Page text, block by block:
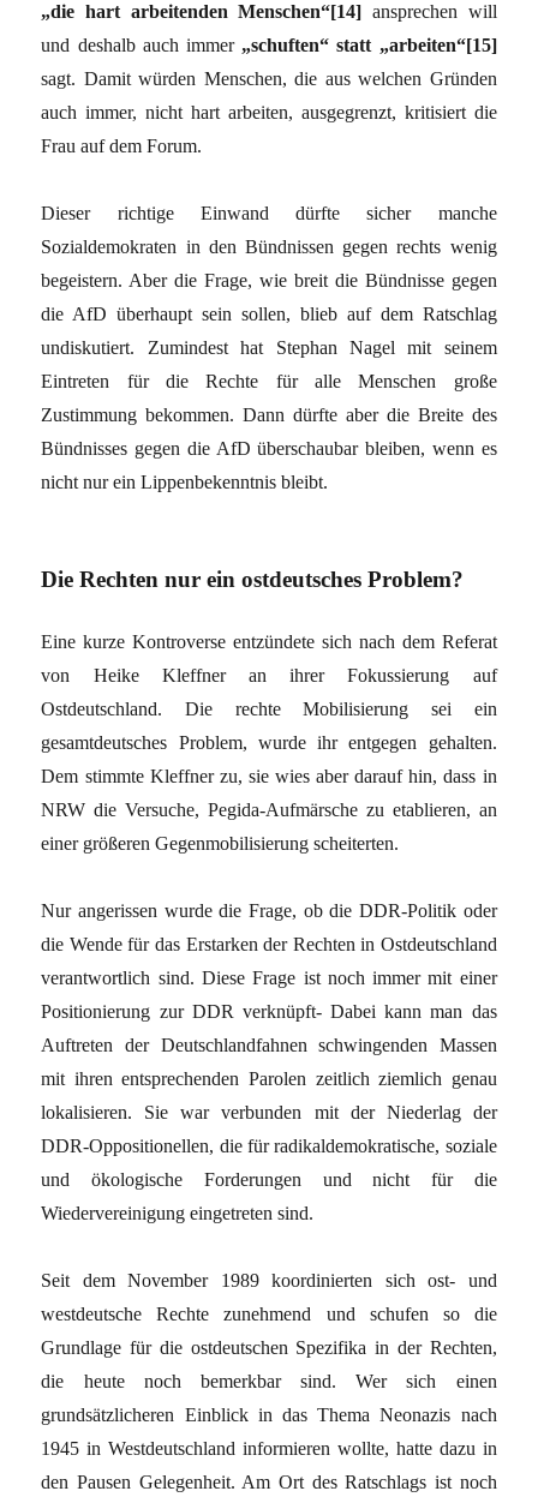
„die hart arbeitenden Menschen“[14] ansprechen will
und deshalb auch immer „schuften“ statt „arbeiten“[15]
sagt. Damit würden Menschen, die aus welchen Gründen
auch immer, nicht hart arbeiten, ausgegrenzt, kritisiert die
Frau auf dem Forum.
Dieser richtige Einwand dürfte sicher manche
Sozialdemokraten in den Bündnissen gegen rechts wenig
begeistern. Aber die Frage, wie breit die Bündnisse gegen
die AfD überhaupt sein sollen, blieb auf dem Ratschlag
undiskutiert. Zumindest hat Stephan Nagel mit seinem
Eintreten für die Rechte für alle Menschen große
Zustimmung bekommen. Dann dürfte aber die Breite des
Bündnisses gegen die AfD überschaubar bleiben, wenn es
nicht nur ein Lippenbekenntnis bleibt.
Die Rechten nur ein ostdeutsches Problem?
Eine kurze Kontroverse entzündete sich nach dem Referat
von Heike Kleffner an ihrer Fokussierung auf
Ostdeutschland. Die rechte Mobilisierung sei ein
gesamtdeutsches Problem, wurde ihr entgegen gehalten.
Dem stimmte Kleffner zu, sie wies aber darauf hin, dass in
NRW die Versuche, Pegida-Aufmärsche zu etablieren, an
einer größeren Gegenmobilisierung scheiterten.
Nur angerissen wurde die Frage, ob die DDR-Politik oder
die Wende für das Erstarken der Rechten in Ostdeutschland
verantwortlich sind. Diese Frage ist noch immer mit einer
Positionierung zur DDR verknüpft- Dabei kann man das
Auftreten der Deutschlandfahnen schwingenden Massen
mit ihren entsprechenden Parolen zeitlich ziemlich genau
lokalisieren. Sie war verbunden mit der Niederlag der
DDR-Oppositionellen, die für radikaldemokratische, soziale
und ökologische Forderungen und nicht für die
Wiedervereinigung eingetreten sind.
Seit dem November 1989 koordinierten sich ost- und
westdeutsche Rechte zunehmend und schufen so die
Grundlage für die ostdeutschen Spezifika in der Rechten,
die heute noch bemerkbar sind. Wer sich einen
grundsätzlicheren Einblick in das Thema Neonazis nach
1945 in Westdeutschland informieren wollte, hatte dazu in
den Pausen Gelegenheit. Am Ort des Ratschlags ist noch